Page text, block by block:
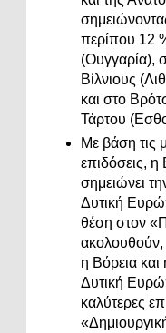
περίπου 12
(Ουγγαρία),
Βίλνιους
και στο
Τάρτου
Με βάση τις
επιδόσεις,
σημειώνει
Δυτική
θέση στον
ακολουθούν,
η Βόρεια
Δυτική
καλύτερες